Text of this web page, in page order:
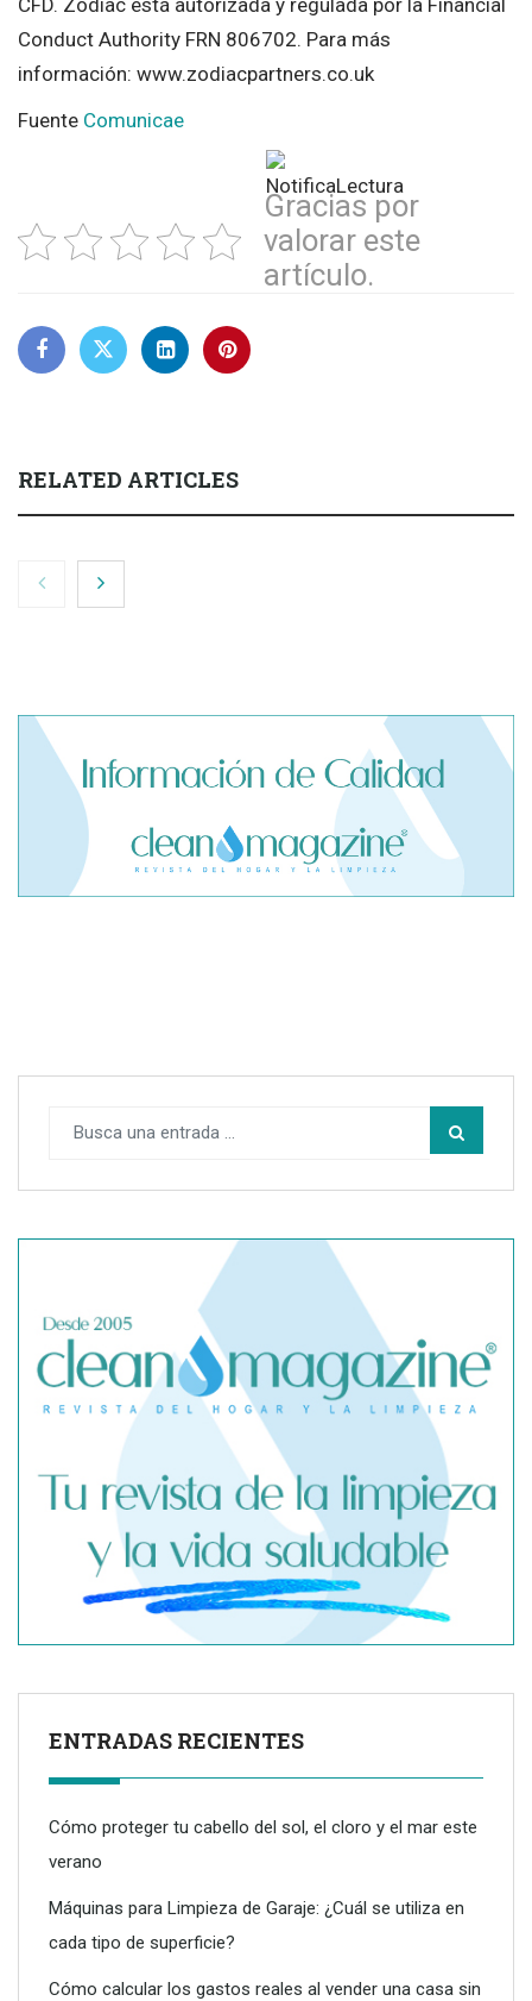
CFD. Zodiac está autorizada y regulada por la Financial
Conduct Authority FRN 806702. Para más
información: www.zodiacpartners.co.uk
Fuente Comunicae
Gracias por
valorar este
artículo.
RELATED ARTICLES
El cofundador de Noctorial adquiere Amadeux para
SegurChollo advierte de los límites del seguro médico
privado ante un contagio de hantavirus fuera de España
Dreame advierte: no todos los purificadores de aire son
eficaces contra la alergia
ENTRADAS RECIENTES
Cómo proteger tu cabello del sol, el cloro y el mar este
verano
Máquinas para Limpieza de Garaje: ¿Cuál se utiliza en
cada tipo de superficie?
Cómo calcular los gastos reales al vender una casa sin